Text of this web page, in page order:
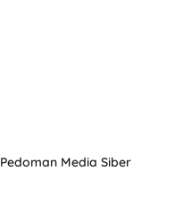
Pedoman Media Siber